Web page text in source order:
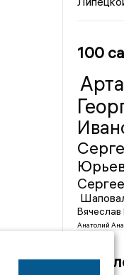
100
Вячеслав
Анатолий